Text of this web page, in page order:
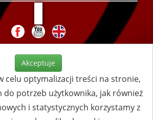
Akceptuje
celu optymalizacji treści na stronie,
do potrzeb użytkownika, jak również
i statystycznych korzystamy z